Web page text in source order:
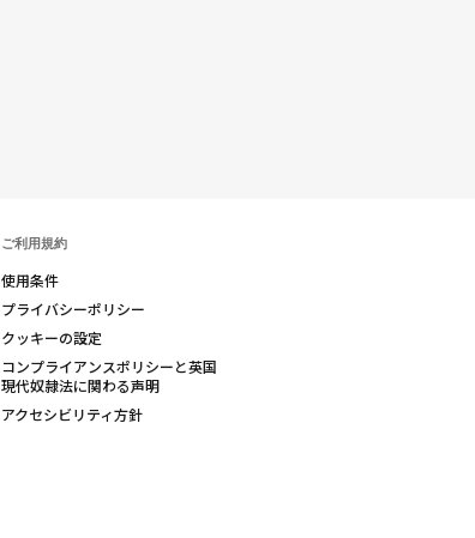
ご利用規約
使用条件
プライバシーポリシー
クッキーの設定
コンプライアンスポリシーと英国
現代奴隷法に関わる声明
アクセシビリティ方針